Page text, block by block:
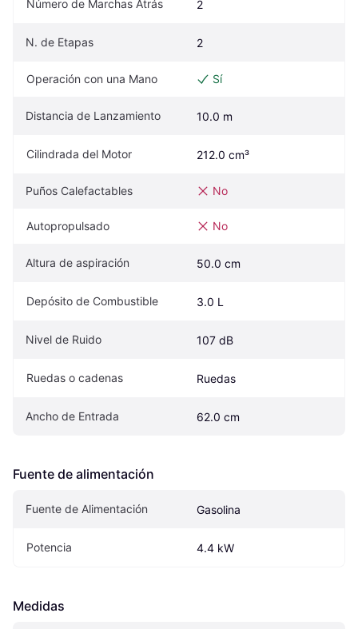
Número de Marchas Atrás 2
N. de Etapas 2
Operación con una Mano Sí
Distancia de Lanzamiento 10.0 m
Cilindrada del Motor 212.0 cm³
Puños Calefactables No
Autopropulsado No
Altura de aspiración 50.0 cm
Depósito de Combustible 3.0 L
Nivel de Ruido 107 dB
Ruedas o cadenas Ruedas
Ancho de Entrada 62.0 cm
Fuente de alimentación
Fuente de Alimentación Gasolina
Potencia 4.4 kW
Medidas